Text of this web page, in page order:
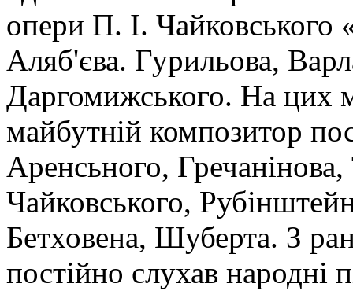
опери П. І. Чайковського
Аляб'єва. Гурильова,
Даргомижського. На цих
майбутній композитор
Аренсьного, Гречанінова,
Чайковського,
Бетховена, Шуберта. З
постійно слухав народні